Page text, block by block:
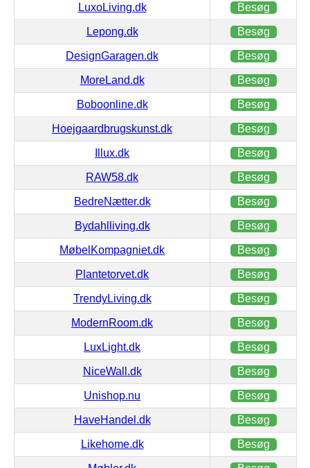
LuxoLiving.dk Besøg
Lepong.dk Besøg
DesignGaragen.dk Besøg
MoreLand.dk Besøg
Boboonline.dk Besøg
Hoejgaardbrugskunst.dk Besøg
Illux.dk Besøg
RAW58.dk Besøg
BedreNætter.dk Besøg
Bydahlliving.dk Besøg
MøbelKompagniet.dk Besøg
Plantetorvet.dk Besøg
TrendyLiving.dk Besøg
ModernRoom.dk Besøg
LuxLight.dk Besøg
NiceWall.dk Besøg
Unishop.nu Besøg
HaveHandel.dk Besøg
Likehome.dk Besøg